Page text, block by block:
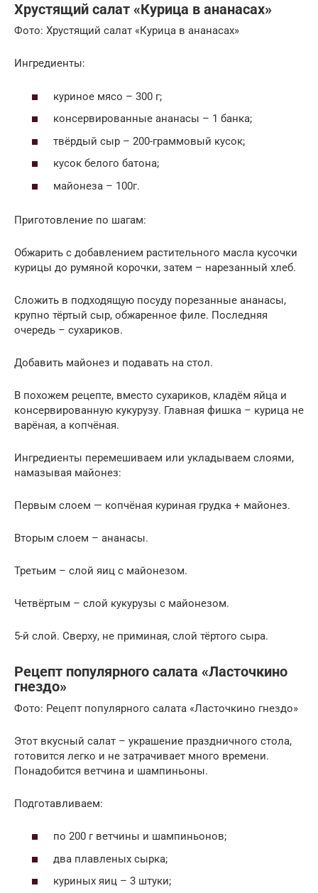
Хрустящий салат «Курица в ананасах»
Фото: Хрустящий салат «Курица в ананасах»
Ингредиенты:
куриное мясо – 300 г;
консервированные ананасы – 1 банка;
твёрдый сыр – 200-граммовый кусок;
кусок белого батона;
майонеза – 100г.
Приготовление по шагам:
Обжарить с добавлением растительного масла кусочки
курицы до румяной корочки, затем – нарезанный хлеб.
Сложить в подходящую посуду порезанные ананасы,
крупно тёртый сыр, обжаренное филе. Последняя
очередь – сухариков.
Добавить майонез и подавать на стол.
В похожем рецепте, вместо сухариков, кладём яйца и
консервированную кукурузу. Главная фишка – курица не
варёная, а копчёная.
Ингредиенты перемешиваем или укладываем слоями,
намазывая майонез:
Первым слоем — копчёная куриная грудка + майонез.
Вторым слоем – ананасы.
Третьим – слой яиц с майонезом.
Четвёртым – слой кукурузы с майонезом.
5-й слой. Сверху, не приминая, слой тёртого сыра.
Рецепт популярного салата «Ласточкино
гнездо»
Фото: Рецепт популярного салата «Ласточкино гнездо»
Этот вкусный салат – украшение праздничного стола,
готовится легко и не затрачивает много времени.
Понадобится ветчина и шампиньоны.
Подготавливаем:
по 200 г ветчины и шампиньонов;
два плавленых сырка;
куриных яиц – 3 штуки;